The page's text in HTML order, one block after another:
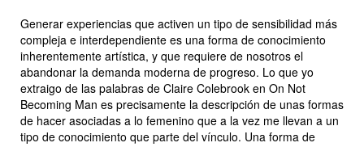
Generar experiencias que activen un tipo de sensibilidad más
compleja e interdependiente es una forma de conocimiento
inherentemente artística, y que requiere de nosotros el
abandonar la demanda moderna de progreso. Lo que yo
extraigo de las palabras de Claire Colebrook en On Not
Becoming Man es precisamente la descripción de unas formas
de hacer asociadas a lo femenino que a la vez me llevan a un
tipo de conocimiento que parte del vínculo. Una forma de